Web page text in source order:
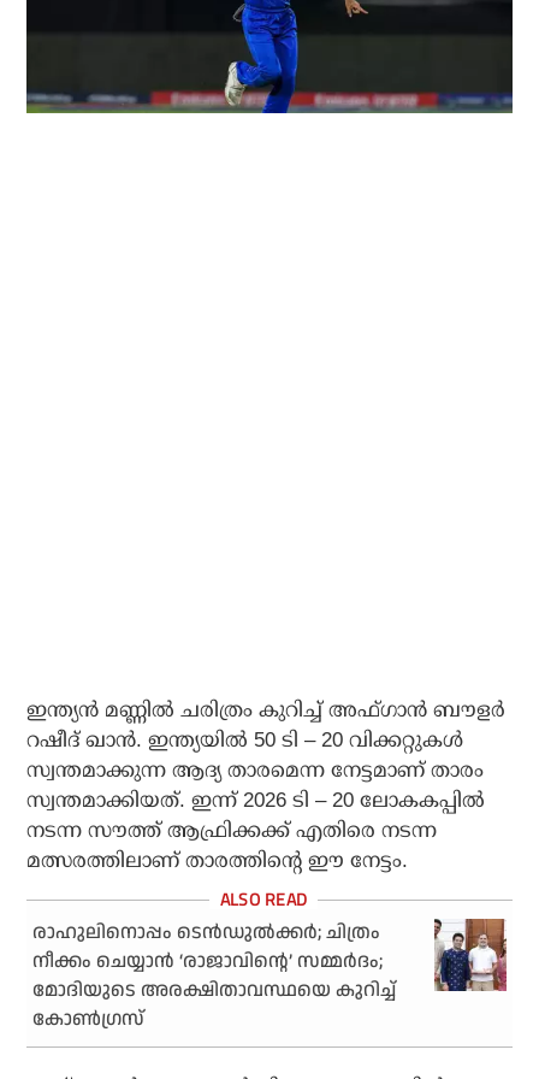
ഇന്ത്യന്‍ മണ്ണില്‍ ചരിത്രം കുറിച്ച് അഫ്ഗാന്‍ ബൗളര്‍
റഷീദ് ഖാന്‍. ഇന്ത്യയില്‍ 50 ടി – 20 വിക്കറ്റുകള്‍
സ്വന്തമാക്കുന്ന ആദ്യ താരമെന്ന നേട്ടമാണ് താരം
സ്വന്തമാക്കിയത്. ഇന്ന് 2026 ടി – 20 ലോകകപ്പില്‍
നടന്ന സൗത്ത് ആഫ്രിക്കക്ക് എതിരെ നടന്ന
മത്സരത്തിലാണ് താരത്തിന്റെ ഈ നേട്ടം.
രാഹുലിനൊപ്പം ടെന്‍ഡുല്‍ക്കര്‍; ചിത്രം
നീക്കം ചെയ്യാന്‍ ‘രാജാവിന്റെ’ സമ്മര്‍ദം;
മോദിയുടെ അരക്ഷിതാവസ്ഥയെ കുറിച്ച്
കോണ്‍ഗ്രസ്